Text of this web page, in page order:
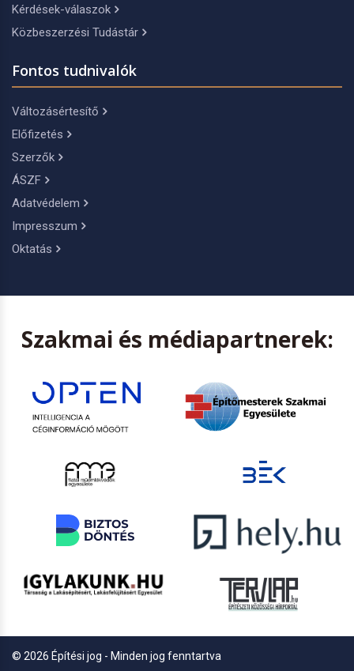
Kérdések-válaszok
Közbeszerzési Tudástár
Fontos tudnivalók
Változásértesítő
Előfizetés
Szerzők
ÁSZF
Adatvédelem
Impresszum
Oktatás
Szakmai és médiapartnerek:
© 2026 Építési jog - Minden jog fenntartva